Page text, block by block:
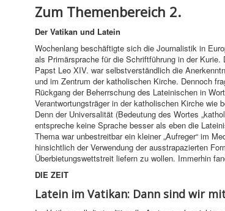
Zum Themenbereich 2.
Der Vatikan und Latein
Wochenlang beschäftigte sich die Journalistik in
als Primärsprache für die Schriftführung in der
Papst Leo XIV. war selbstverständlich die
und im Zentrum der katholischen Kirche. Dennoch
Rückgang der Beherrschung des Lateinischen in
Verantwortungsträger in der katholischen Kirche wie
Denn der Universalität (Bedeutung des Wortes
entspreche keine Sprache besser als eben die
Thema war unbestreitbar ein kleiner „Aufreger“ im
hinsichtlich der Verwendung der ausstrapazierten
Überbietungswettstreit liefern zu wollen. Immerhin
DIE ZEIT
Latein im Vatikan: Dann sind wir